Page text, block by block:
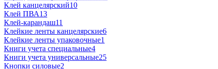
Клей канцелярский10
Клей ПВА13
Клей-карандаш11
Клейкие ленты канцелярские6
Клейкие ленты упаковочные1
Книги учета специальные4
Книги учета универсальные25
Кнопки силовые2